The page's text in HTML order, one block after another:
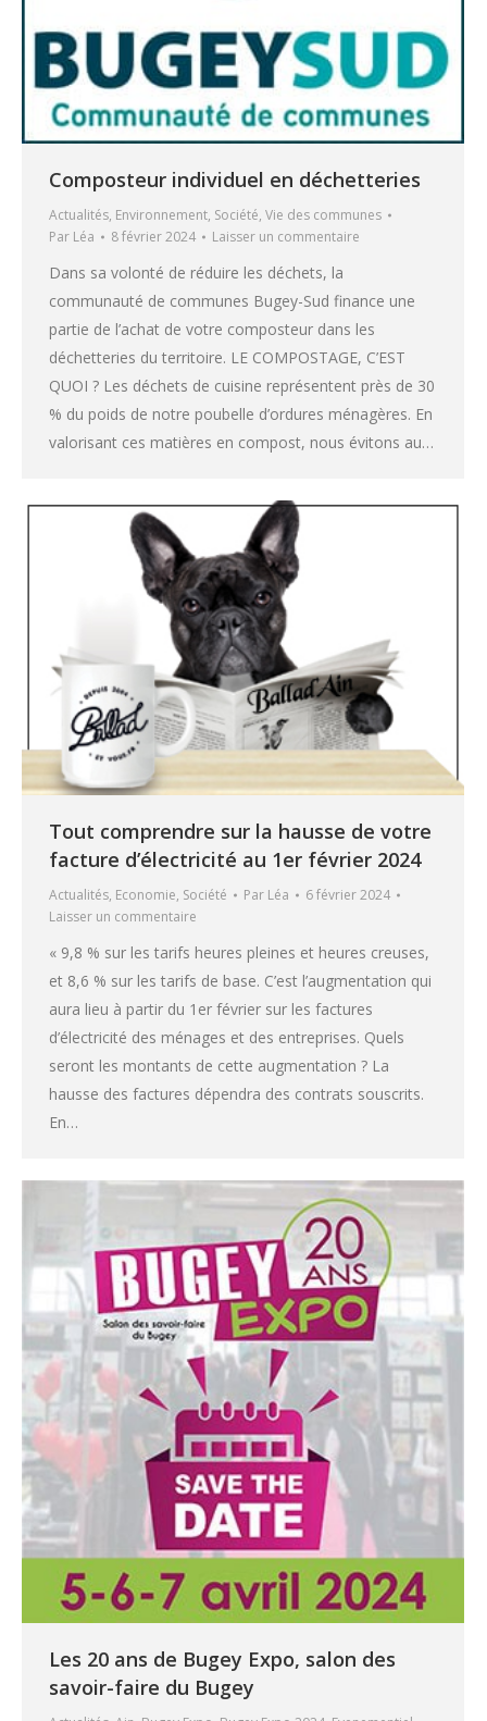
Composteur individuel en déchetteries
Actualités, Environnement, Société, Vie des communes
Par Léa 8 février 2024 Laisser un commentaire
Dans sa volonté de réduire les déchets, la
communauté de communes Bugey-Sud finance une
partie de l’achat de votre composteur dans les
déchetteries du territoire. LE COMPOSTAGE, C’EST
QUOI ? Les déchets de cuisine représentent près de 30
% du poids de notre poubelle d’ordures ménagères. En
valorisant ces matières en compost, nous évitons au…
Tout comprendre sur la hausse de votre
facture d’électricité au 1er février 2024
Actualités, Economie, Société Par Léa
6 février 2024
Laisser un commentaire
« 9,8 % sur les tarifs heures pleines et heures creuses,
et 8,6 % sur les tarifs de base. C’est l’augmentation qui
aura lieu à partir du 1er février sur les factures
d’électricité des ménages et des entreprises. Quels
seront les montants de cette augmentation ? La
hausse des factures dépendra des contrats souscrits.
En…
Les 20 ans de Bugey Expo, salon des
savoir-faire du Bugey